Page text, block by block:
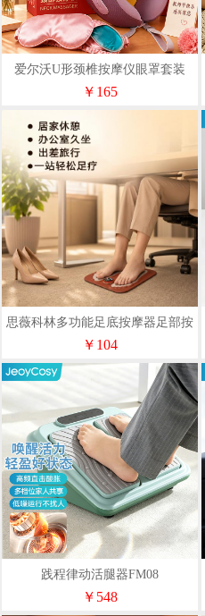
爱尔沃U形颈椎按摩仪眼罩套装
￥165
思薇科林多功能足底按摩器足部按
摩仪YK-JD01
￥104
践程律动活腿器FM08
￥548